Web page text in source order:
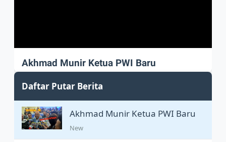
Akhmad Munir Ketua PWI Baru
Akhmad Munir sah Pimpin PWI Pusat
Daftar Putar Berita
Akhmad Munir Ketua PWI Baru
New